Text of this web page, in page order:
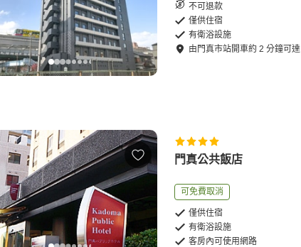
不可退款
僅供住宿
有衛浴設施
由 門真市站開車約2 分鐘可達
門真公共飯店
可免費取消
僅供住宿
有衛浴設施
客房內可使用網路